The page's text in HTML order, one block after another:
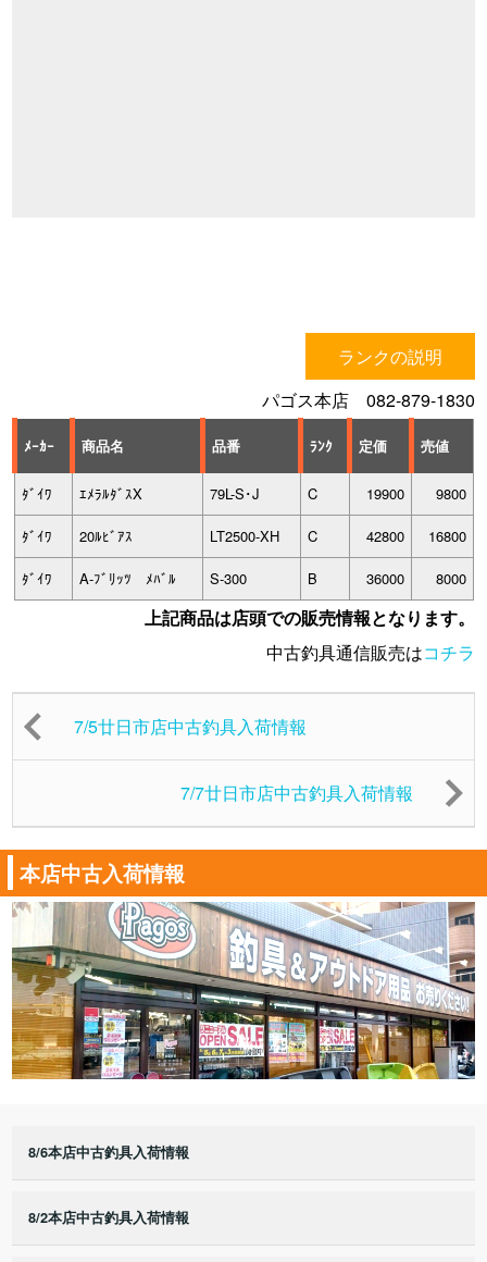
ランクの説明
パゴス本店 082-879-1830
ﾒｰｶｰ 商品名 品番 ﾗﾝｸ 定価 売値
ﾀﾞｲﾜ ｴﾒﾗﾙﾀﾞｽX 79L-S･J C 19900 9800
ﾀﾞｲﾜ 20ﾙﾋﾞｱｽ LT2500-XH C 42800 16800
ﾀﾞｲﾜ A-ﾌﾞﾘｯﾂ ﾒﾊﾞﾙ S-300 B 36000 8000
上記商品は店頭での販売情報となります。
中古釣具通信販売はコチラ
7/5廿日市店中古釣具入荷情報
7/7廿日市店中古釣具入荷情報
本店中古入荷情報
8/6本店中古釣具入荷情報
8/2本店中古釣具入荷情報